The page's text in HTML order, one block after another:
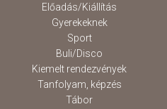
Előadás/Kiállítás
Gyerekeknek
Sport
Buli/Disco
Kiemelt rendezvények
Tanfolyam, képzés
Tábor